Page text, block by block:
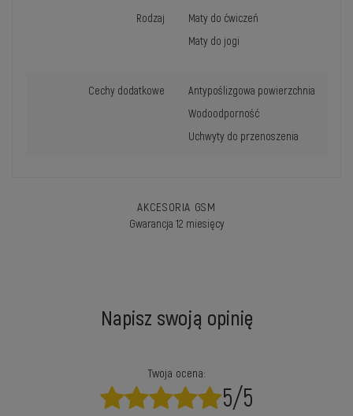
Rodzaj
Maty do ćwiczeń
Maty do jogi
Cechy dodatkowe
Antypoślizgowa powierzchnia
Wodoodporność
Uchwyty do przenoszenia
AKCESORIA GSM
Gwarancja 12 miesięcy
Napisz swoją opinię
Twoja ocena:
5/5